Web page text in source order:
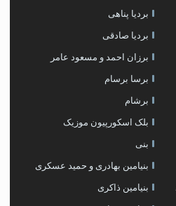
بردیا پناهی
بردیا صادقی
برزان احمد و مسعود عامر
برسا برسام
برشام
بلک اسکورپیون موزیک
بنی
بنیامین بهادری و حمید عسکری
بنیامین ذاکری